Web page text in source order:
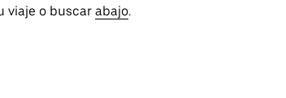
viaje o buscar abajo.